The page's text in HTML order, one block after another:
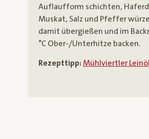
Auflaufform schichten,
Muskat, Salz und Pfeffer
damit übergießen und im
°C Ober-/Unterhitze backen.
Rezepttipp: Mühlviertler